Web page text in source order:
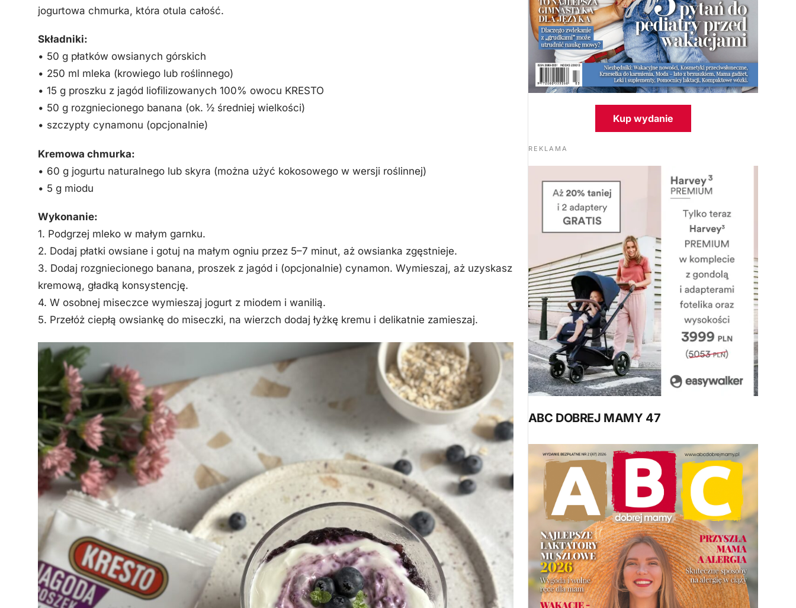
jogurtowa chmurka, która otula całość.
Składniki:
• 50 g płatków owsianych górskich
• 250 ml mleka (krowiego lub roślinnego)
• 15 g proszku z jagód liofilizowanych 100% owocu KRESTO
• 50 g rozgniecionego banana (ok. ½ średniej wielkości)
• szczypty cynamonu (opcjonalnie)
Kremowa chmurka:
• 60 g jogurtu naturalnego lub skyra (można użyć kokosowego w wersji roślinnej)
• 5 g miodu
Wykonanie:
1. Podgrzej mleko w małym garnku.
2. Dodaj płatki owsiane i gotuj na małym ogniu przez 5–7 minut, aż owsianka zgęstnieje.
3. Dodaj rozgniecionego banana, proszek z jagód i (opcjonalnie) cynamon. Wymieszaj, aż uzyskasz
kremową, gładką konsystencję.
4. W osobnej miseczce wymieszaj jogurt z miodem i wanilią.
5. Przełóż ciepłą owsiankę do miseczki, na wierzch dodaj łyżkę kremu i delikatnie zamieszaj.
Kup wydanie
REKLAMA
ABC DOBREJ MAMY 47